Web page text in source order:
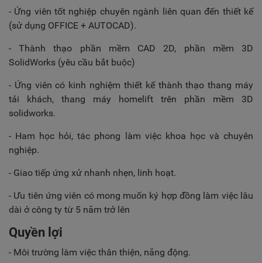
- Ứng viên tốt nghiệp chuyên ngành liên quan đến thiết kế
(sử dụng OFFICE + AUTOCAD).
- Thành thạo phần mềm CAD 2D, phần mềm 3D
SolidWorks (yêu cầu bắt buộc)
- Ứng viên có kinh nghiệm thiết kế thành thạo thang máy
tải khách, thang máy homelift trên phần mềm 3D
solidworks.
- Ham học hỏi, tác phong làm việc khoa học và chuyên
nghiệp.
- Giao tiếp ứng xử nhanh nhẹn, linh hoạt.
- Ưu tiên ứng viên có mong muốn ký hợp đồng làm việc lâu
dài ở công ty từ 5 năm trở lên
Quyền lợi
- Môi trường làm việc thân thiện, năng động.